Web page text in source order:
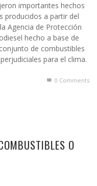
importantes hechos
producidos a partir del
Agencia de Protección
hecho a base de
de combustibles
para el clima.
0 Comments
O